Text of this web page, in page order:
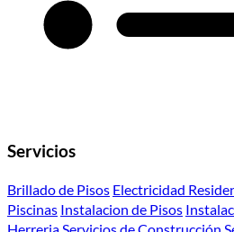
Servicios
Brillado de Pisos Electricidad
Piscinas Instalacion de Pisos